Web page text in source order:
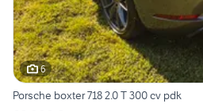
6
Porsche boxter 718 2.0 T 300 cv pdk